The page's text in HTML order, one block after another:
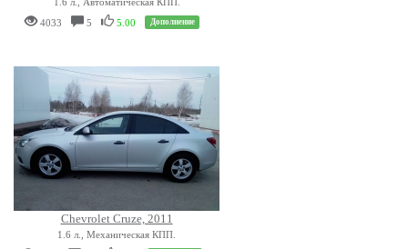
4033
5 5.00 Дополнение
Chevrolet Cruze, 2011
1.6 л., Механическая КПП.